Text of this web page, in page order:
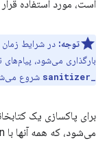
است، مورد استفاده
توجه:
بارگذاری می‌شود،
شروع
برای پاکسازی یک